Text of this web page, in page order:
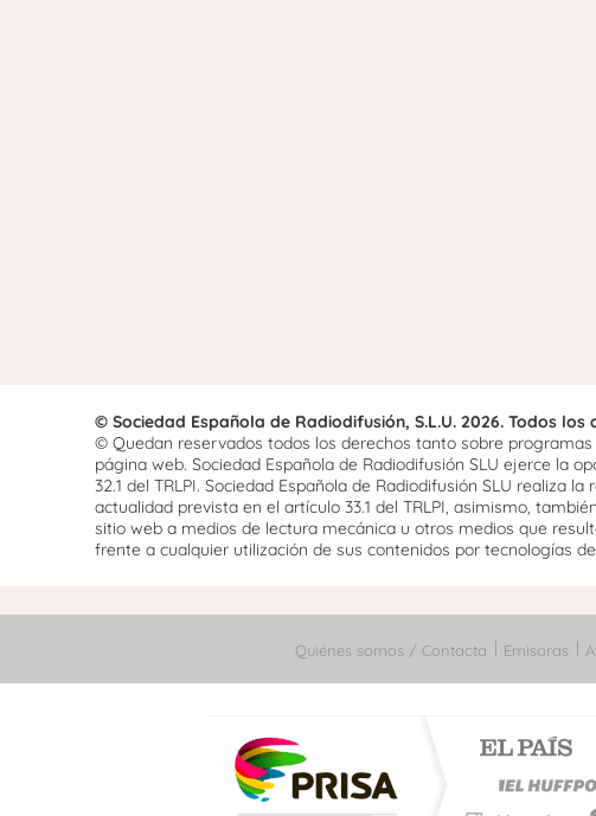
© Sociedad Española de Radiodifusión, S.L.U. 2026. Todos
© Quedan reservados todos los derechos tanto sobre
página web. Sociedad Española de Radiodifusión SLU ejerce la
32.1 del TRLPI. Sociedad Española de Radiodifusión SLU
actualidad prevista en el artículo 33.1 del TRLPI, asimismo,
sitio web a medios de lectura mecánica u otros medios que
frente a cualquier utilización de sus contenidos por tecnologías
Quiénes somos / Contacta Emisoras